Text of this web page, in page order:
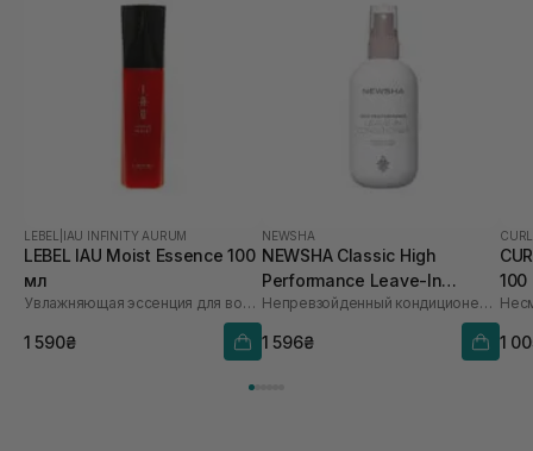
LEBEL IAU INFINITY AURUM
LEBEL IAU Moist Essence 100
мл
Увлажняющая эссенция для волос
1 590₴
NEWSHA
NEWSHA Classic High
Performance Leave-In
Conditioner 250 мл
Непревзойденный кондиционер, что не смывается
1 596₴ 1